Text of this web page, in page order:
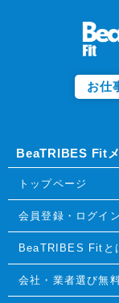
お仕
BeaTRIBES Fit
トップページ
会員登録・ログイン
BeaTRIBES Fitと
会社・業者選び無